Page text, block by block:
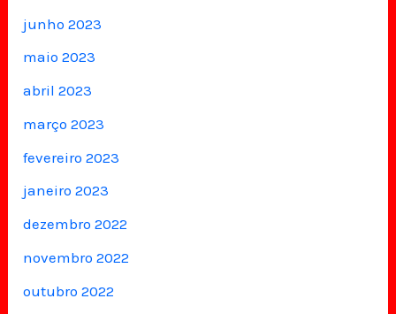
junho 2023
maio 2023
abril 2023
março 2023
fevereiro 2023
janeiro 2023
dezembro 2022
novembro 2022
outubro 2022